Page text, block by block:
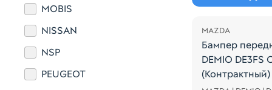
MOBIS
NISSAN
NSP
PEUGEOT
Распродажа
MAZDA
Бампер
DEMIO DE3FS